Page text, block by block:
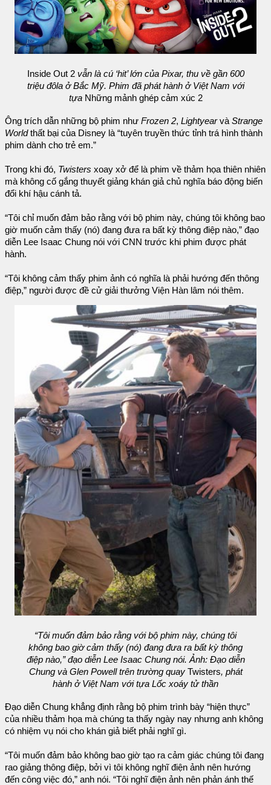
Inside Out 2 vẫn là cú ‘hit’ lớn của Pixar, thu về gần 600
triệu đôla ở Bắc Mỹ. Phim đã phát hành ở Việt Nam với
tựaNhững mảnh ghép cảm xúc 2
Ông trích dẫn những bộ phim như Frozen 2, Lightyearvà Strange
Worldthất bại của Disney là “tuyên truyền thức tỉnh trá hình thành
phim dành cho trẻ em.”
Trong khi đó, Twisters xoay xở để là phim về thảm họa thiên nhiên
mà không cố gắng thuyết giảng khán giả chủ nghĩa báo động biến
đổi khí hậu cánh tả.
“Tôi chỉ muốn đảm bảo rằng với bộ phim này, chúng tôi không bao
giờ muốn cảm thấy (nó) đang đưa ra bất kỳ thông điệp nào,” đạo
diễn Lee Isaac Chung nói với CNN trước khi phim được phát
hành.
“Tôi không cảm thấy phim ảnh có nghĩa là phải hướng đến thông
điệp,” người được đề cử giải thưởng Viện Hàn lâm nói thêm.
“Tôi muốn đảm bảo rằng với bộ phim này, chúng tôi
không bao giờ cảm thấy (nó) đang đưa ra bất kỳ thông
điệp nào,” đạo diễn Lee Isaac Chung nói. Ảnh: Đạo diễn
Chung và Glen Powell trên trường quayTwisters, phát
hành ở Việt Nam với tựa Lốc xoáy tử thần
Đạo diễn Chung khẳng định rằng bộ phim trình bày “hiện thực”
của nhiều thảm họa mà chúng ta thấy ngày nay nhưng anh không
có nhiệm vụ nói cho khán giả biết phải nghĩ gì.
“Tôi muốn đảm bảo không bao giờ tạo ra cảm giác chúng tôi đang
rao giảng thông điệp, bởi vì tôi không nghĩ điện ảnh nên hướng
đến công việc đó,” anh nói. “Tôi nghĩ điện ảnh nên phản ánh thế